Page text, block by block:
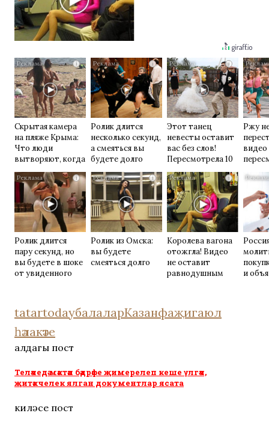
i
Скрытая камера
на пляже Крыма:
Что люди
вытворяют, когда
их не видят...
i
Ролик длится
несколько секунд,
а смеяться вы
будете долго
i
Этот танец
невесты оставит
вас без слов!
Пересмотрела 10
раз
Ржу
видео
i
Ролик длится
пару секунд, но
вы будете в шоке
от увиденного
i
Ролик из Омска:
вы будете
смеяться долго
i
Королева вагона
отожгла! Видео
не оставит
равнодушным
и
tatartodayбалаларКазанфаҗигаюл
һәлакәте
алдагы пост
Теләчедә мәктәп бәдрәфе җимерелеп кеше үлгәч,
җитәкчелек ялган документлар ясата
киләсе пост